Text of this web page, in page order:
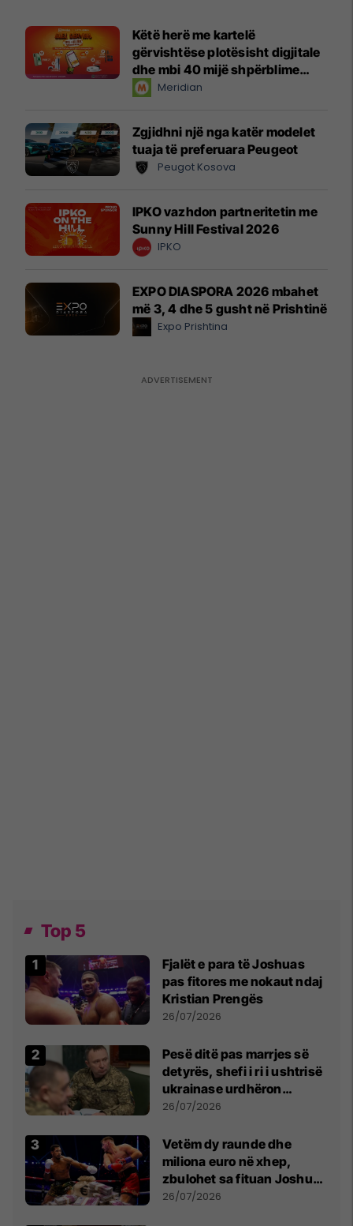
Këtë herë me kartelë
gërvishtëse plotësisht digjitale
dhe mbi 40 mijë shpërblime
instant!Meridian
Zgjidhni një nga katër modelet
tuaja të preferuara Peugeot
Peugot Kosova
IPKO vazhdon partneritetin me
Sunny Hill Festival 2026
IPKO
EXPO DIASPORA 2026 mbahet
më 3, 4 dhe 5 gusht në Prishtinë
Expo Prishtina
Top 5
Fjalët e para të Joshuas
pas fitores me nokaut ndaj
Kristian Prengës
26/07/2026
Pesë ditë pas marrjes së
detyrës, shefi i ri i ushtrisë
ukrainase urdhëron
kontroll të madh
26/07/2026
Vetëm dy raunde dhe
miliona euro në xhep,
zbulohet sa fituan Joshua
e Prenga
26/07/2026